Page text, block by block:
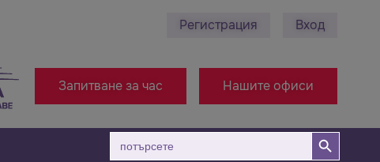
+38971314005 - Офис
Регистрация Вход
Запитване за час Нашите офиси
Търсене
за:
Бутон за търсене